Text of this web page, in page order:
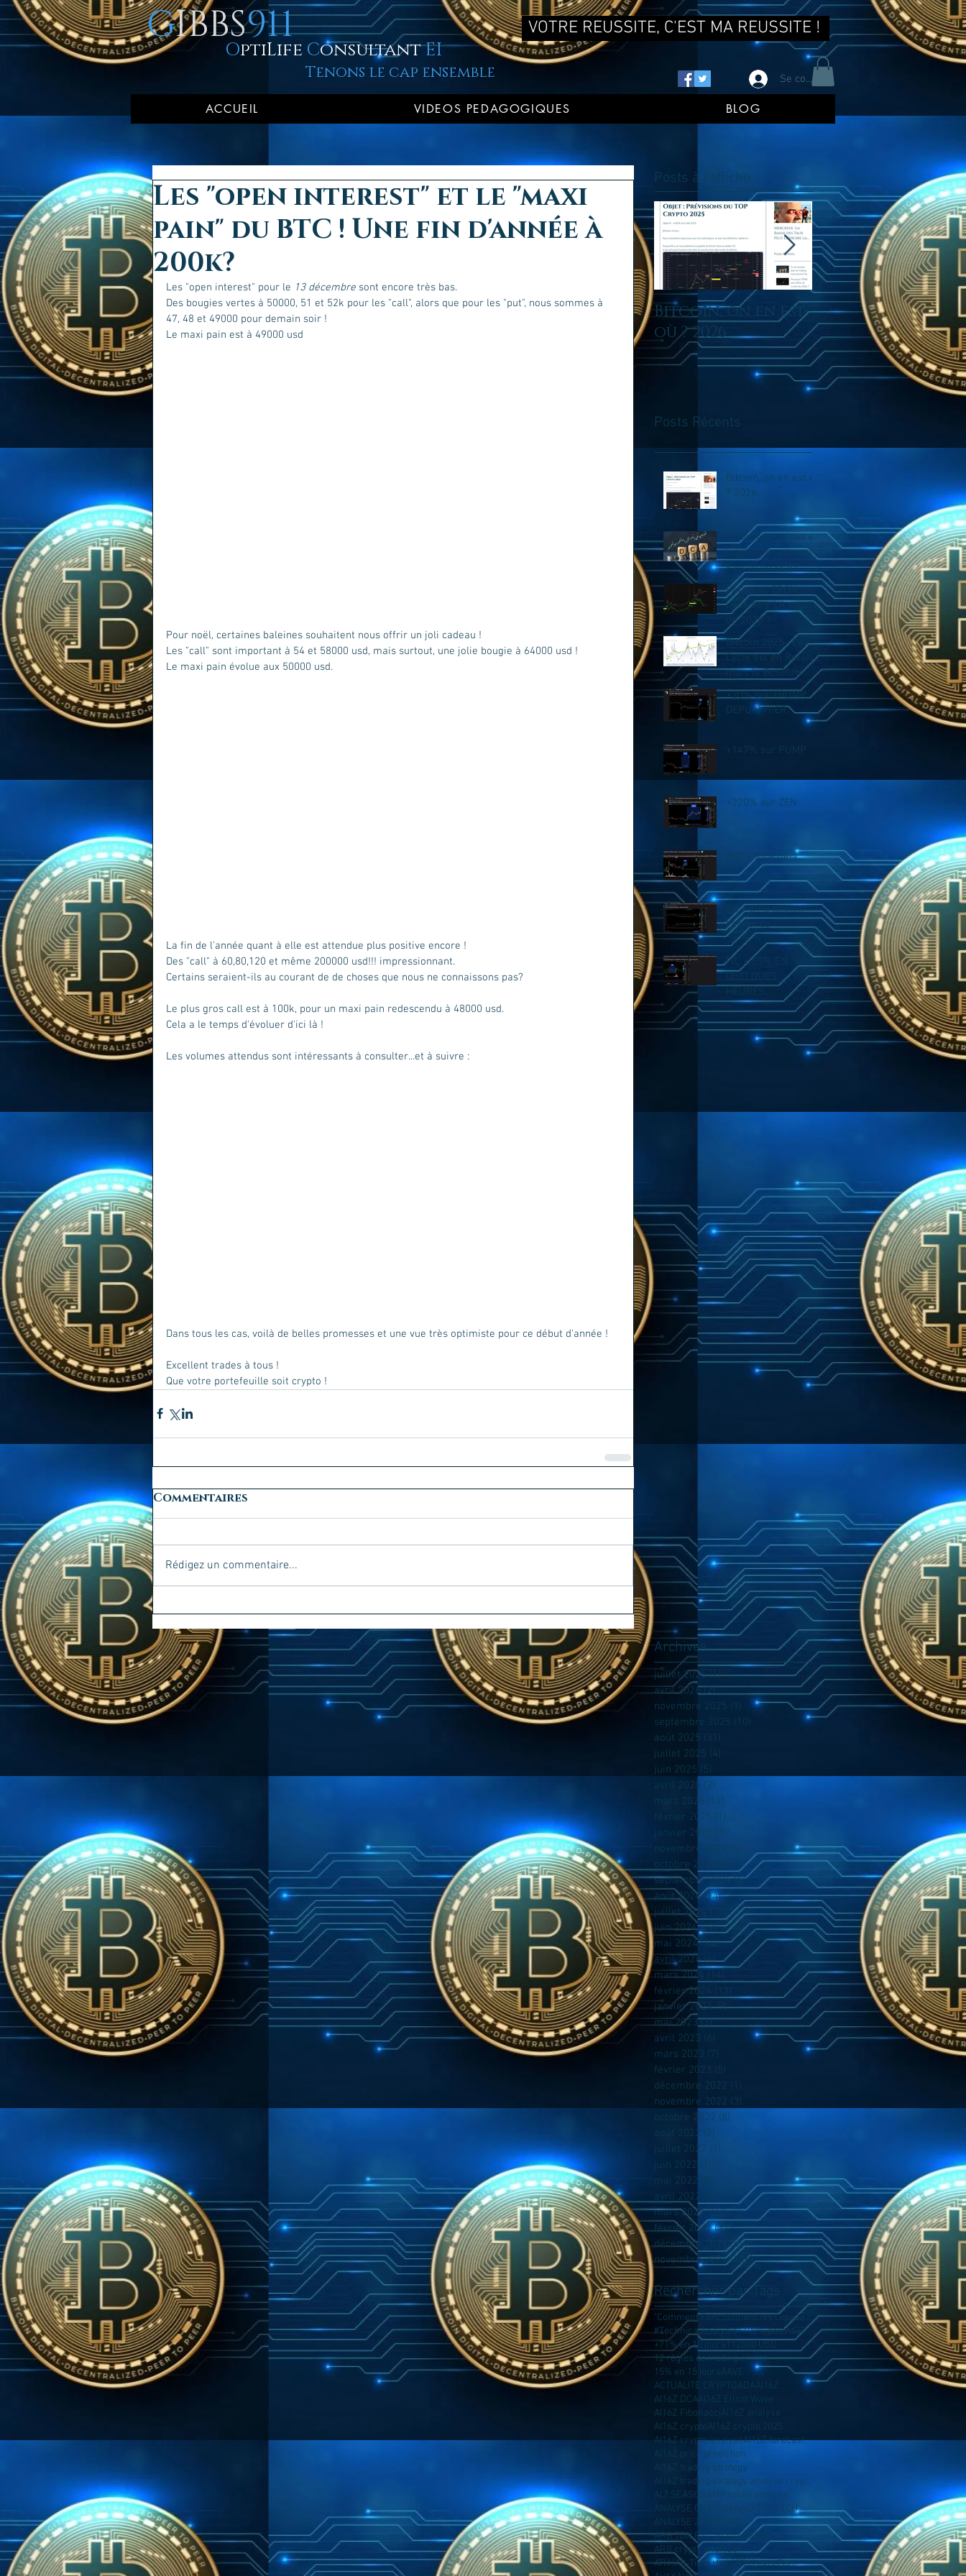
GIBBS911
OptiLife ConsultantEI
VOTRE REUSSITE, C'EST MA REUSSITE !
Tenons le cap ensemble Se connecter
ACCUEIL VIDEOS PEDAGOGIQUES BLOG
Les "open interest" et le "maxi
pain" du BTC ! Une fin d'année à
200k?
Les "open interest" pour le 13 décembre sont encore très bas.
Des bougies vertes à 50000, 51 et 52k pour les "call", alors que pour les "put", nous sommes à
47, 48 et 49000 pour demain soir !
Le maxi pain est à 49000 usd
Pour noël, certaines baleines souhaitent nous offrir un joli cadeau !
Les "call" sont important à 54 et 58000 usd, mais surtout, une jolie bougie à 64000 usd !
Le maxi pain évolue aux 50000 usd.
La fin de l'année quant à elle est attendue plus positive encore !
Des "call" à 60,80,120 et même 200000 usd!!! impressionnant.
Certains seraient-ils au courant de de choses que nous ne connaissons pas?
Le plus gros call est à 100k, pour un maxi pain redescendu à 48000 usd.
Cela a le temps d'évoluer d'ici là !
Les volumes attendus sont intéressants à consulter...et à suivre :
Dans tous les cas, voilà de belles promesses et une vue très optimiste pour ce début d'année !
Excellent trades à tous !
Que votre portefeuille soit crypto !
Commentaires
Rédigez un commentaire...
Posts à l'affiche
Bitcoin, on en est
où ? 2026
tu ne reussis pas
en trading long
terme? Fais tu du
DCA?
Posts Récents
Bitcoin, on en est où
? 2026
tu ne reussis pas en
trading long terme?
Fais tu du DCA?
Pourquoi TRON
peut-être LA crypto
de 2026 ?
Bitcoin 2025 : Le
Cycle est en Retard,
mais le BullRUN
n’est PAS fini !
+20% sur TRUMP
DEPUIS HIER
+147% sur PUMP
+220% sur ZEN
BAT + 21% déjà....
ZK + 67% depuis
l'annonce
FIL + 55% EN
Archives
juillet 2026 (1)1 post
avril 2026 (2)2 posts
novembre 2025
(9)
9 posts
septembre 2025
août 2025
(31)
juillet 2025
(4)
juin 2025 (5)
avril 2025 (2)
mars 2025 (14)
février 2025 (1)
janvier 2025 (3)
novembre 2024 (4)
octobre 2024
2 posts
septembre 2024 (4)4 posts
août 2024 (14)14 posts
juillet 2024
17 posts
juin 2024 (17)17 posts
mai 2024 (14)14 posts
avril 2024 (4)4 posts
mars 2024
(14)
février 2024
janvier 2024 (9)9 posts
mai 2023 (1)1 post
avril 2023
(6)
mars 2023
(7)
février 2023
décembre 2022
(1)
novembre 2022 (3)
octobre 2022 (8)
août 2022 (2)
juillet 2022 (1)
juin 2022 (1)
mai 2022
(2)
avril 2022
5 posts
mars 2022 (15)15 posts
février 2022 (32)32 posts
décembre 2021
(5)5 posts
novembre 2021 (126)126 posts
Rechercher par Tags
#TechnicalAnalysis+100% potentiel
+71% en 10 jours
12 règles de trading crypto
15% en 15 jours
AAVE
ACTUALITE CRYPTO
ADA AI16Z
AI16Z DCA AI16Z Elliott Wave
AI16Z Fibonacci AI16Z analyse
AI16Z crypto
AI16Z crypto 2025
AI16Z crypto analyseAI16Z forecast
AI16Z price prediction
AI16Z trading strategy
AI16Z trading strategy analyse crypto AI16Z
ALT SEASONAMP token analyse
ANALYSE CRYPTOANALYSE FETCH
ANALYSE ZK
ARB
ARB TON BTC analyse 2025
ARB crypto analyse
ATH (All-Time High)ATH LayerZero